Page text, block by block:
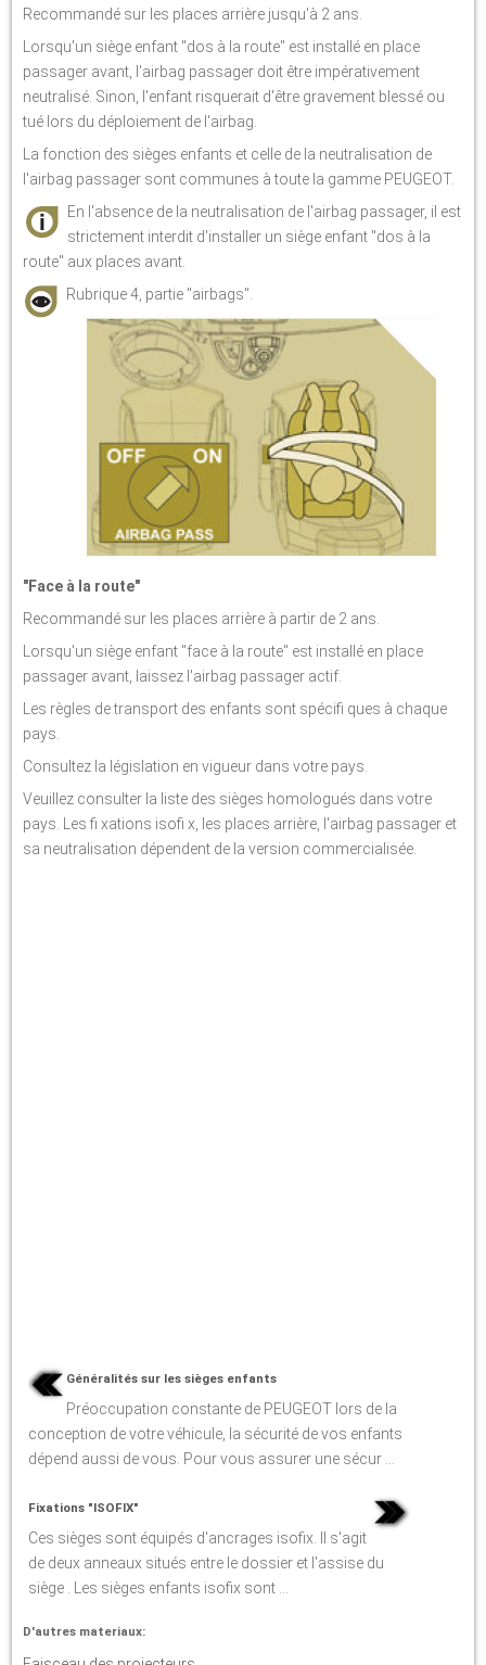
Recommandé sur les places arrière jusqu'à 2 ans.
Lorsqu'un siège enfant "dos à la route" est installé en place
passager avant, l'airbag passager doit être impérativement
neutralisé. Sinon, l'enfant risquerait d'être gravement blessé ou
tué lors du déploiement de l'airbag.
La fonction des sièges enfants et celle de la neutralisation de
l'airbag passager sont communes à toute la gamme PEUGEOT.
En l'absence de la neutralisation de l'airbag passager, il est
strictement interdit d'installer un siège enfant "dos à la
route" aux places avant.
Rubrique 4, partie "airbags".
"Face à la route"
Recommandé sur les places arrière à partir de 2 ans.
Lorsqu'un siège enfant "face à la route" est installé en place
passager avant, laissez l'airbag passager actif.
Les règles de transport des enfants sont spécifi ques à chaque
pays.
Consultez la législation en vigueur dans votre pays.
Veuillez consulter la liste des sièges homologués dans votre
pays. Les fi xations isofi x, les places arrière, l'airbag passager et
sa neutralisation dépendent de la version commercialisée.
Généralités sur les sièges enfants
Préoccupation constante de PEUGEOT lors de la
conception de votre véhicule, la sécurité de vos enfants
dépend aussi de vous. Pour vous assurer une sécur ...
Fixations "ISOFIX"
Ces sièges sont équipés d'ancrages isofix. Il s'agit
de deux anneaux situés entre le dossier et l'assise du
siège . Les sièges enfants isofix sont ...
D'autres materiaux: